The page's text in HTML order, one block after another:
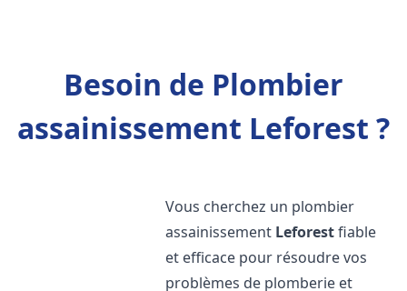
Besoin de Plombier
assainissement Leforest ?
Vous cherchez un plombier
assainissement Leforestfiable
et efficace pour résoudre vos
problèmes de plomberie et